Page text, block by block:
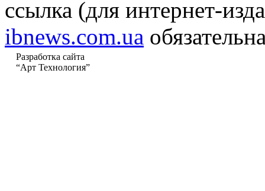
ссылка (для интернет-
ibnews.com.ua
Разработка сайта
“Арт Технология”